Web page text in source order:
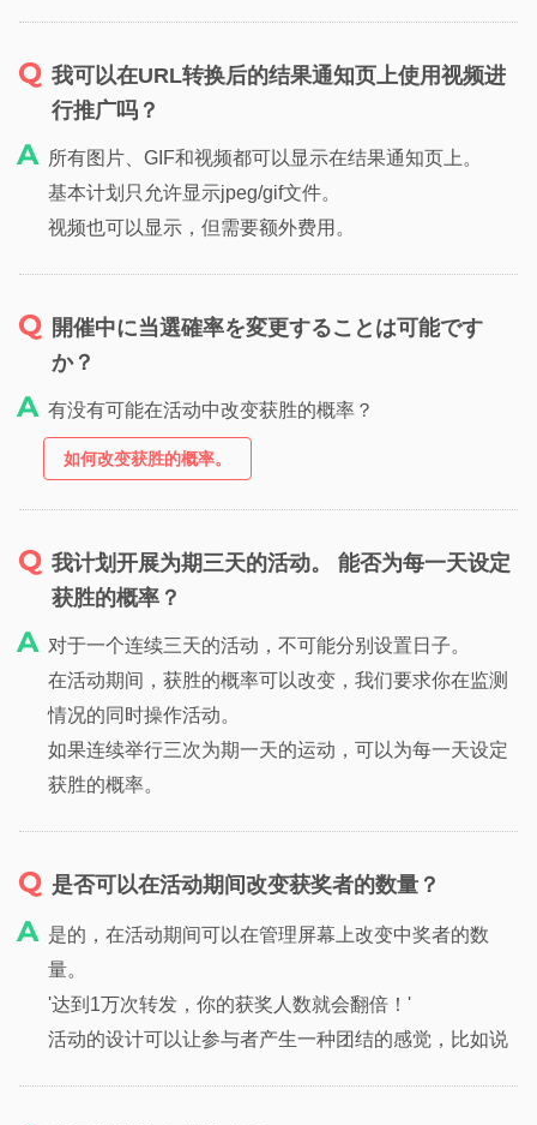
我可以在URL转换后的结果通知页上使用视频进
行推广吗？
所有图片、GIF和视频都可以显示在结果通知页上。
基本计划只允许显示jpeg/gif文件。
视频也可以显示，但需要额外费用。
開催中に当選確率を変更することは可能です
か？
有没有可能在活动中改变获胜的概率？
如何改变获胜的概率。
我计划开展为期三天的活动。 能否为每一天设定
获胜的概率？
对于一个连续三天的活动，不可能分别设置日子。
在活动期间，获胜的概率可以改变，我们要求你在监测
情况的同时操作活动。
如果连续举行三次为期一天的运动，可以为每一天设定
获胜的概率。
是否可以在活动期间改变获奖者的数量？
是的，在活动期间可以在管理屏幕上改变中奖者的数
量。
'达到1万次转发，你的获奖人数就会翻倍！'
活动的设计可以让参与者产生一种团结的感觉，比如说